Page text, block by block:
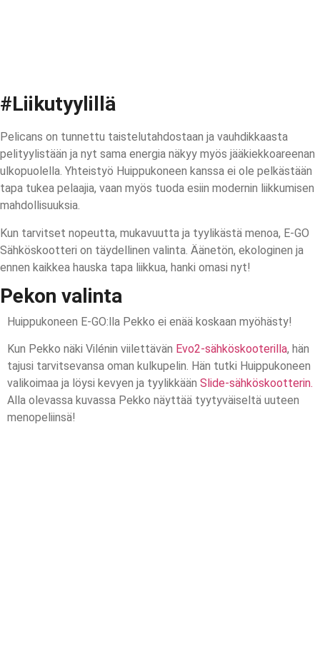
#Liikutyylillä
Pelicans on tunnettu taistelutahdostaan ja vauhdikkaasta
pelityylistään ja nyt sama energia näkyy myös jääkiekkoareenan
ulkopuolella. Yhteistyö Huippukoneen kanssa ei ole pelkästään
tapa tukea pelaajia, vaan myös tuoda esiin modernin liikkumisen
mahdollisuuksia.
Kun tarvitset nopeutta, mukavuutta ja tyylikästä menoa, E-GO
Sähköskootteri on täydellinen valinta. Äänetön, ekologinen ja
ennen kaikkea hauska tapa liikkua, hanki omasi nyt!
Pekon valinta
Huippukoneen E-GO:lla Pekko ei enää koskaan myöhästy!
Kun Pekko näki Vilénin viilettävän Evo2-sähköskooterilla, hän
tajusi tarvitsevansa oman kulkupelin. Hän tutki Huippukoneen
valikoimaa ja löysi kevyen ja tyylikkään Slide-sähköskootterin.
Alla olevassa kuvassa Pekko näyttää tyytyväiseltä uuteen
menopeliinsä!